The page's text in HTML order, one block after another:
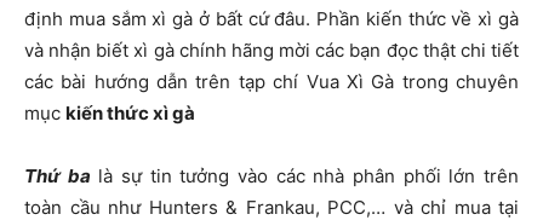
định mua sắm xì gà ở bất cứ đâu. Phần kiến thức về xì gà
và nhận biết xì gà chính hãng mời các bạn đọc thật chi tiết
các bài hướng dẫn trên tạp chí Vua Xì Gà trong chuyên
mục kiến thức xì gà
Thứ ba là sự tin tưởng vào các nhà phân phối lớn trên
toàn cầu như Hunters & Frankau, PCC,… và chỉ mua tại